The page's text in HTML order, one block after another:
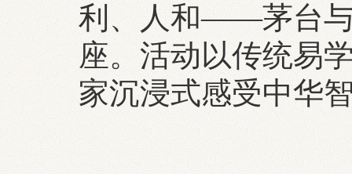
利、人和——茅台与
座。活动以传统易
家沉浸式感受中华